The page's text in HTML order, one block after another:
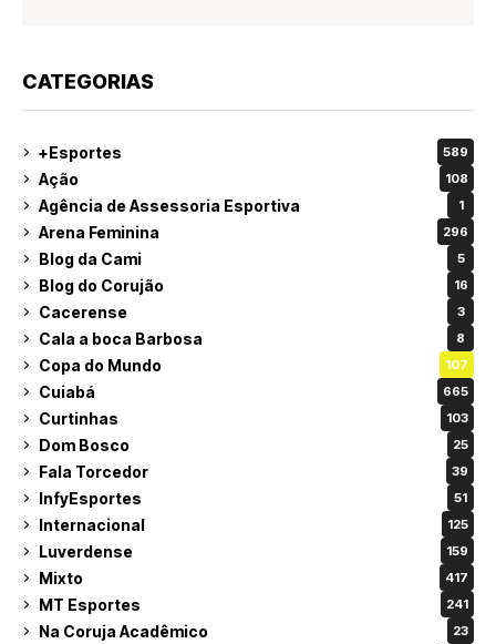
CATEGORIAS
+Esportes 589
Ação 108
Agência de Assessoria Esportiva 1
Arena Feminina 296
Blog da Cami 5
Blog do Corujão 16
Cacerense 3
Cala a boca Barbosa 8
Copa do Mundo 107
Cuiabá 665
Curtinhas 103
Dom Bosco 25
Fala Torcedor 39
InfyEsportes 51
Internacional 125
Luverdense 159
Mixto 417
MT Esportes 241
Na Coruja Acadêmico 23